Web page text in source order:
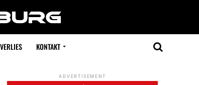
KONTAKT
ADVERTISEMENT